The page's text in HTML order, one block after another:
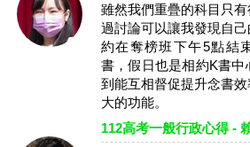
雖然我們重疊的科目只
過討論可以讓我發現自
約在奪榜班下午5點結
書，假日也是相約K書
到能互相督促提升念書
大的功能。
112高考一般行政心得 -